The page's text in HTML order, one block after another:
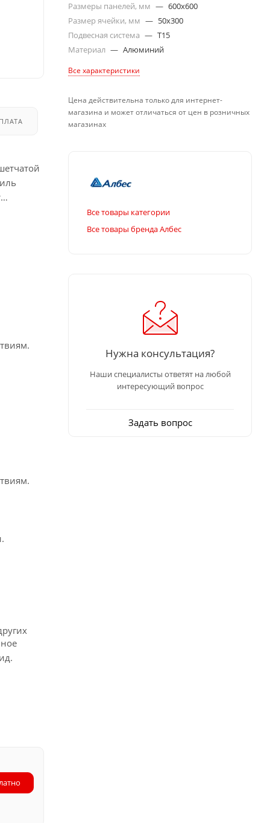
Размеры панелей, мм — 600x600
Размер ячейки, мм — 50x300
Подвесная система — T15
Материал — Алюминий
Все характеристики
Цена действительна только для интернет-
магазина и может отличаться от цен в розничных
магазинах
Все товары категории
Все товары бренда Албес
Нужна консультация?
Наши специалисты ответят на любой
интересующий вопрос
Задать вопрос